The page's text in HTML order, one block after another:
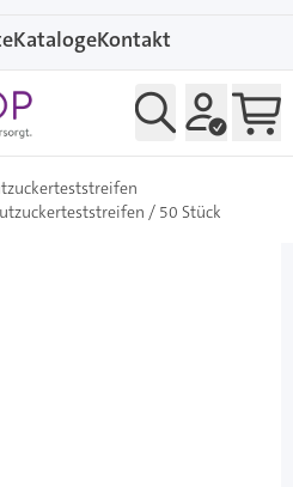
KatalogeKontakt
/ 50 Stück